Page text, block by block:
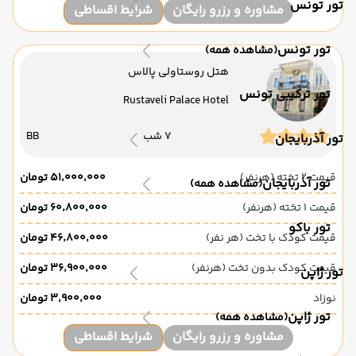
تور تونس
تور تونس(مشاهده همه)
تور ترکیبی تونس
تور آذربایجان
تور آذربایجان(مشاهده همه)
تور باکو
تور ژاپن
تور ژاپن(مشاهده همه)
مشاوره و رزرو رایگان شرایط اقساطی
هتل روستاولی پالاس
Rustaveli Palace Hotel
7 شب BB
قیمت 2 تخته (هرنفر)
۵۱٬۰۰۰٬۰۰۰ تومان
قیمت 1 تخته (هرنفر)
۶۰٬۸۰۰٬۰۰۰ تومان
قیمت کودک با تخت (هر نفر)
۴۶٬۸۰۰٬۰۰۰ تومان
قیمت کودک بدون تخت (هرنفر)
۳۶٬۹۰۰٬۰۰۰ تومان
نوزاد
۳٬۹۰۰٬۰۰۰ تومان
مشاوره و رزرو رایگان شرایط اقساطی